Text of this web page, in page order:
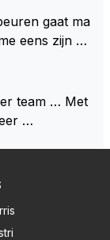
peut...
gaat ma
eens zijn da
in een vieren
zitten. D
affiche zijn v
team … Met
…